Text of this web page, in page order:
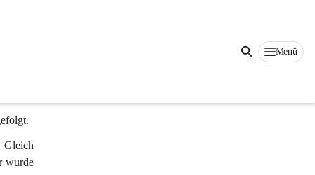
Menü
Gleich
wurde